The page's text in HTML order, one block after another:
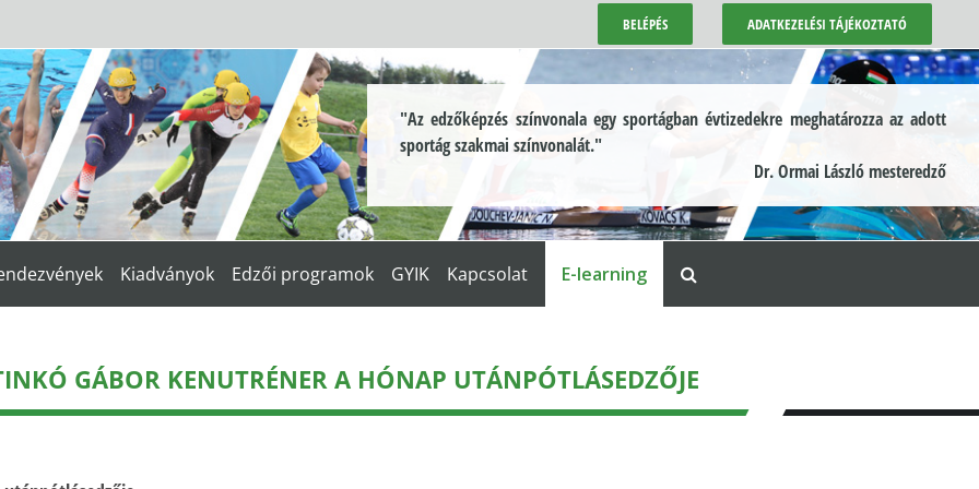
BELÉPÉS ADATKEZELÉSI TÁJÉKOZTATÓ
"Az edzőképzés színvonala egy sportágban évtizedekre meghatározza az adott
sportág szakmai színvonalát."
Dr. Ormai László mesteredző
Kiadványok Edzői programok GYIK Kapcsolat E-learning
GÁBOR KENUTRÉNER A HÓNAP UTÁNPÓTLÁSEDZŐJE